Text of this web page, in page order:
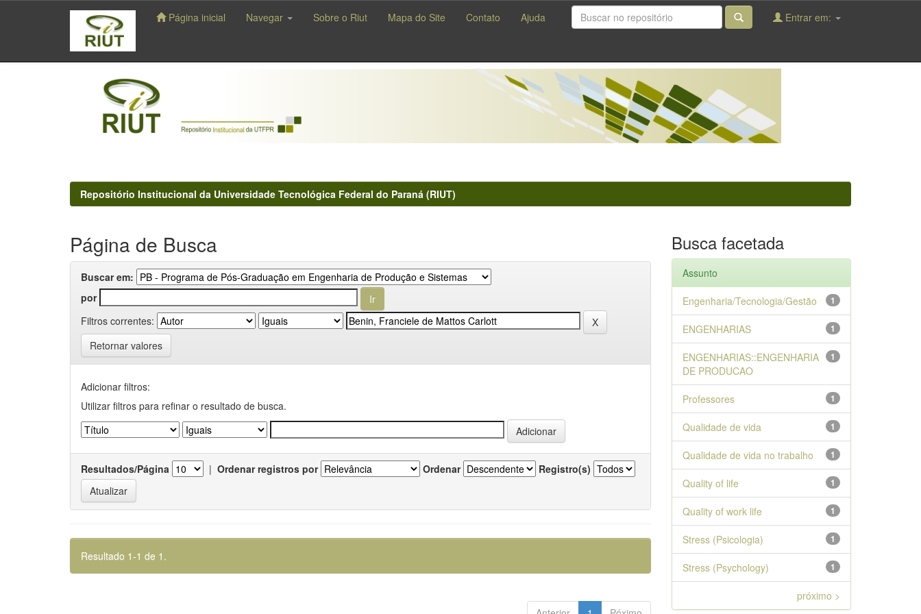
navigation
Página inicial Navegar Sobre o Riut Mapa do Site Contato Ajuda Entrar em:
Repositório Institucional da Universidade Tecnológica Federal do Paraná (RIUT)
Página de Busca
Buscar em:
por
Filtros correntes:
Retornar valores
Adicionar filtros:
Utilizar filtros para refinar o resultado de busca.
Resultados/Página | Ordenar registros por Ordenar Registro(s)
Resultado 1-1 de 1.
Busca facetada
Assunto
1
Engenharia/Tecnologia/Gestão
1
ENGENHARIAS
1
ENGENHARIAS::ENGENHARIA
DE PRODUCAO
1
Professores
1
Qualidade de vida
1
Qualidade de vida no trabalho
1
Quality of life
1
Quality of work life
1
Stress (Psicologia)
1
Stress (Psychology)
próximo >